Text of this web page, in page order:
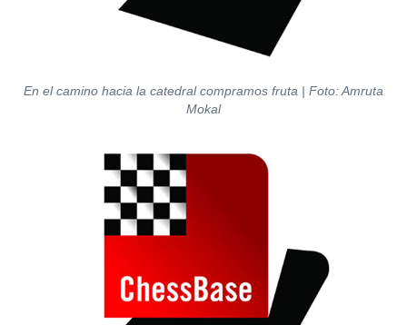
En el camino hacia la catedral compramos fruta | Foto: Amruta
Mokal